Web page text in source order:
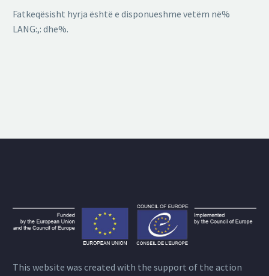
Fatkeqësisht hyrja është e disponueshme vetëm në%
LANG:,: dhe%.
This website was created with the support of the action